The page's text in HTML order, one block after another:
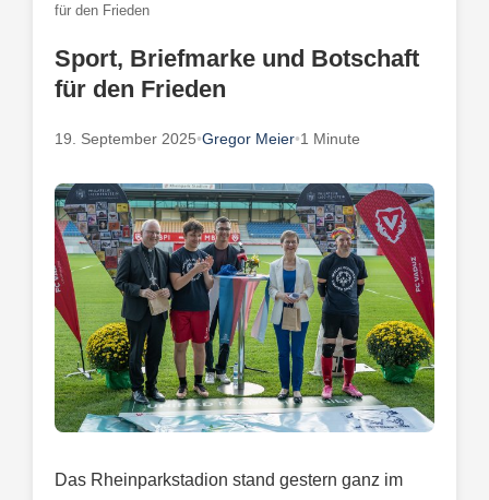
für den Frieden
Sport, Briefmarke und Botschaft
für den Frieden
19. September 2025•Gregor Meier•1 Minute
Das Rheinparkstadion stand gestern ganz im